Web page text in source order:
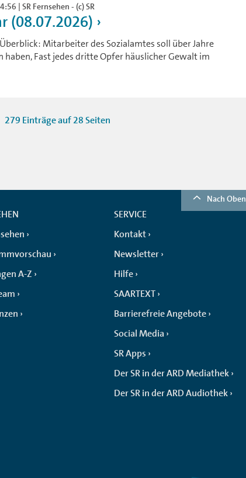
| SR Fernsehen - (c) SR
(08.07.2026)
Mitarbeiter des Sozialamtes soll über Jahre
Fast jedes dritte Opfer häuslicher Gewalt im
279 Einträge auf 28 Seiten
Nach Oben
A-Z
SERVICE
Kontakt
Newsletter
Hilfe
SAARTEXT
Barrierefreie Angebote
Social Media
SR Apps
Der SR in der ARD Mediathek
Der SR in der ARD Audiothek